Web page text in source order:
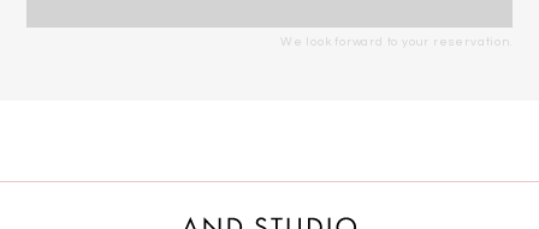
We look forward to your reservation.